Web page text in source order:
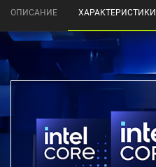
ОПИСАНИЕ ХАРАКТЕРИСТИКИ